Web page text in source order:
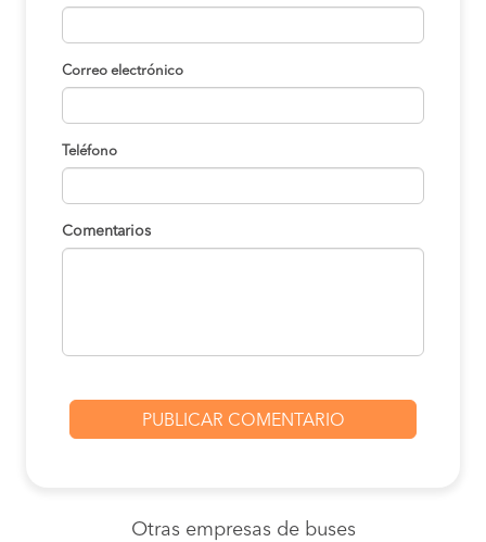
Correo electrónico
Teléfono
Comentarios
Otras empresas de buses